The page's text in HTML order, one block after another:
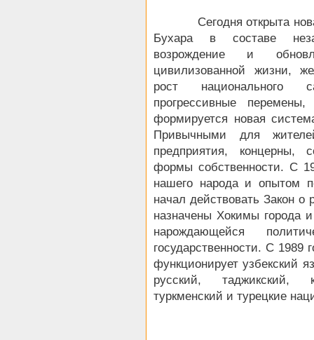
Сегодня открыта новая
Бухара в составе
возрождение и
цивилизованной жизни,
рост национального
прогрессивные
формируется новая
Привычными для
предприятия, концерны,
формы собственности. С
нашего народа и опытом
начал действовать Закон о
назначены Хокимы города
нарождающейся
государственности. С 1989
функционирует узбекский
русский, таджикский,
туркменский и турецкие